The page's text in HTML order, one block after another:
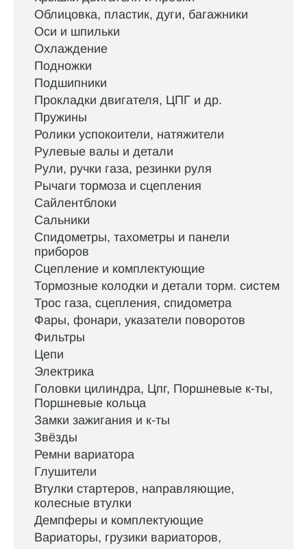
Облицовка, пластик, дуги, багажники
Оси и шпильки
Охлаждение
Подножки
Подшипники
Прокладки двигателя, ЦПГ и др.
Пружины
Ролики успокоители, натяжители
Рулевые валы и детали
Рули, ручки газа, резинки руля
Рычаги тормоза и сцепления
Сайлентблоки
Сальники
Спидометры, тахометры и панели
приборов
Сцепление и комплектующие
Тормозные колодки и детали торм. систем
Трос газа, сцепления, спидометра
Фары, фонари, указатели поворотов
Фильтры
Цепи
Электрика
Головки цилиндра, Цпг, Поршневые к-ты,
Поршневые кольца
Замки зажигания и к-ты
Звёзды
Ремни вариатора
Глушители
Втулки стартеров, направляющие,
колесные втулки
Демпферы и комплектующие
Вариаторы, грузики вариаторов,